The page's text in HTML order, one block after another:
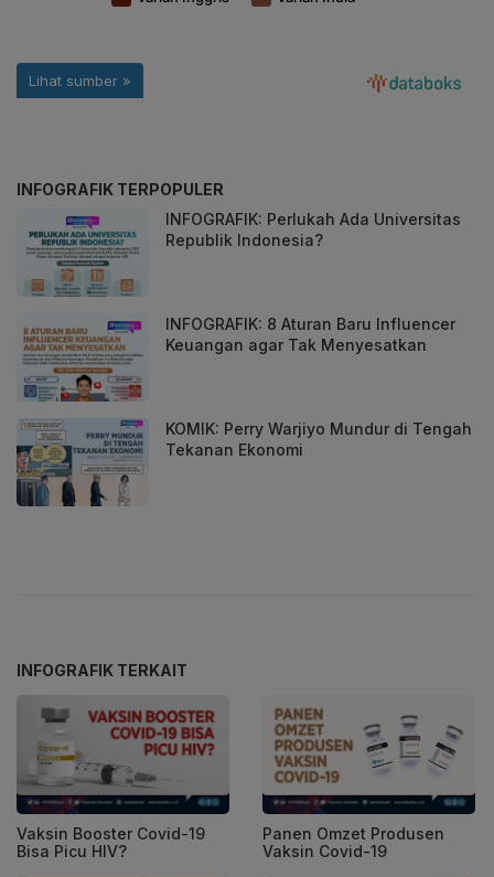
INFOGRAFIK TERPOPULER
INFOGRAFIK: Perlukah Ada Universitas
Republik Indonesia?
INFOGRAFIK: 8 Aturan Baru Influencer
Keuangan agar Tak Menyesatkan
KOMIK: Perry Warjiyo Mundur di Tengah
Tekanan Ekonomi
INFOGRAFIK TERKAIT
Vaksin Booster Covid-19
Bisa Picu HIV?
Panen Omzet Produsen
Vaksin Covid-19